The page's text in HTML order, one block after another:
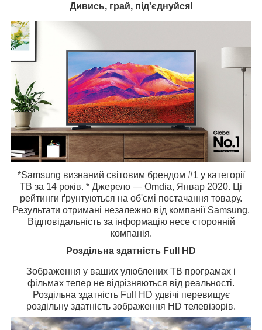
Дивись, грай, під'єднуйся!
*Samsung визнаний світовим брендом #1 у категорії
ТВ за 14 років. * Джерело — Omdia, Январ 2020. Ці
рейтинги ґрунтуються на об'ємі постачання товару.
Результати отримані незалежно від компанії Samsung.
Відповідальність за інформацію несе сторонній
компанія.
Роздільна здатність Full HD
Зображення у ваших улюблених ТВ програмах і
фільмах тепер не відрізняються від реальності.
Роздільна здатність Full HD удвічі перевищує
роздільну здатність зображення HD телевізорів.